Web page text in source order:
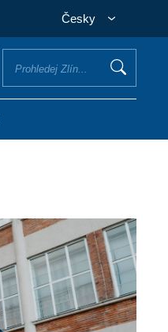
Česky